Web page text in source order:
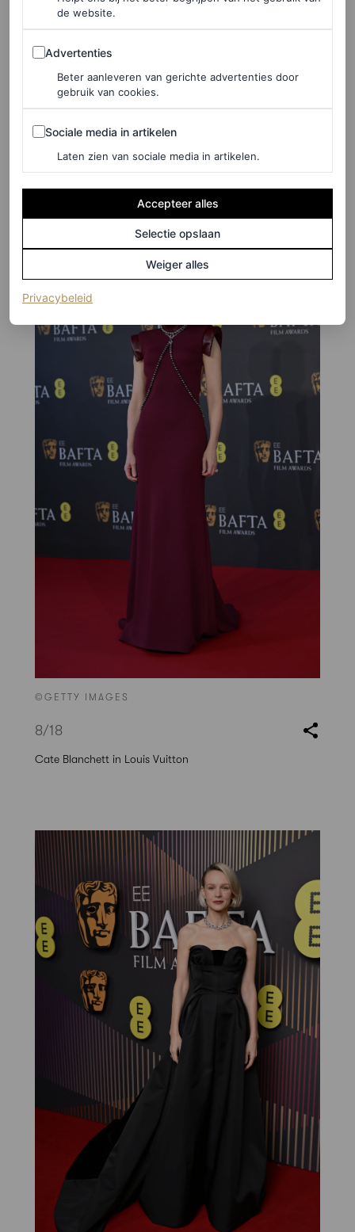
/18
©GETTY IMAGES
8/18
Cate Blanchett in Louis Vuitton
de website.
Advertenties
Advertenties
Beter aanleveren van gerichte advertenties door
gebruik van cookies.
Sociale media in artikelen
Sociale media in artikelen
Laten zien van sociale media in artikelen.
Accepteer alles
Selectie opslaan
Weiger alles
Privacybeleid